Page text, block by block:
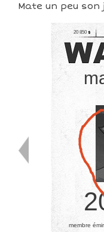
Mate un peu son
20 850
membre